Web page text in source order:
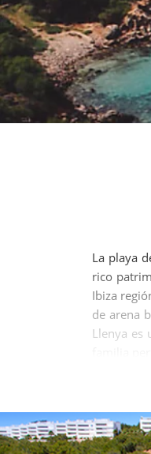
La playa
rico
Ibiza
de arena
Llenya es